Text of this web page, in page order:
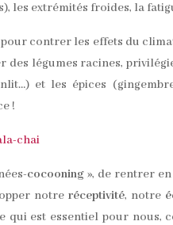
les extrémités froides, la
contrer les effets du
des légumes racines,
et les épices
!
cocooning», de rentrer
notre réceptivité, notre
est essentiel pour nous,